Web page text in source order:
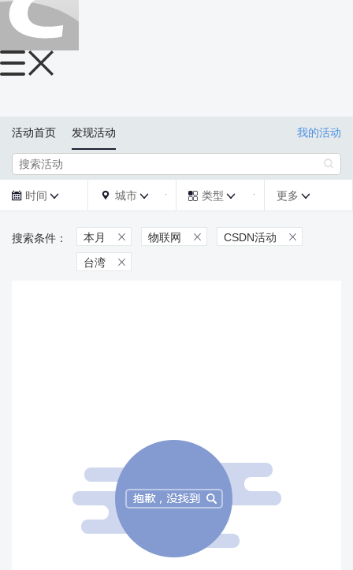
活动首页 发现活动 我的活动

 时间   城市   类型  更多 
本月  物联网  CSDN活动 
台湾 